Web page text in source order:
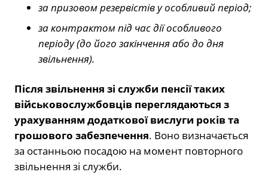
за призовом резервістів у особливий період;
за контрактом під час дії особливого
періоду (до його закінчення або до дня
звільнення).
Після звільнення зі служби пенсії таких
військовослужбовців переглядаються з
урахуванням додаткової вислуги років та
грошового забезпечення. Воно визначається
за останньою посадою на момент повторного
звільнення зі служби.